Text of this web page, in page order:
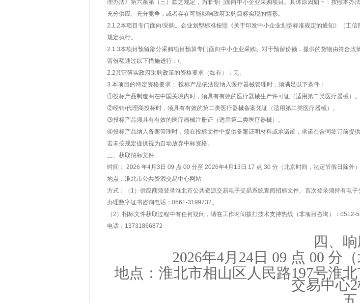
理办法》第六条第（三）款之规定，为非专门面向中小企业采购项目。具体原因如下：按照本办
充分供应、充分竞争，或者存在可能影响政府采购目标实现的情形。
2.1.2本项目专门面向/采购。企业划型标准按照《关于印发中小企业划型标准规定的通知》（工信
规定执行。
2.1.3本项目预留部分采购项目预算专门面向中小企业采购。对于预留份额，提供的货物由符合政
留份额通过以下措施进行：/。
2.2其它落实政府采购政策的资格要求（如有）：无。
3.本项目的特定资格要求： 投标产品依法应纳入医疗器械管理时，须满足以下条件：
①投标产品制造商在中国关境内时，须具有有效的医疗器械生产许可证（适用第二类医疗器械）。
②经销/代理商投标时，须具有有效的第二类医疗器械备案凭证（适用第二类医疗器械）。
③投标产品须具有有效的医疗器械注册证（适用第二类医疗器械）。
④投标产品纳入备案管理时，须在投标文件中提供备案证明材料或承诺函，承诺在合同签订前提
若未按规定提供视为自动放弃中标资格。
三、获取招标文件
时间： 2026 年4月3日 09 点 00 分至 2026年4月13日 17 点 30 分（北京时间，法定节假日除外）
地点：淮北市公共资源交易中心网站
方式：（1）供应商须登录淮北市公共资源交易电子交易系统查阅招标文件。首次登录须持有电子
办理数字证书咨询电话：0561-3199732。
（2）招标文件获取过程中有任何疑问，请在工作时间拨打技术支持热线（非项目咨询）：
电话：13731866872
四、
2026年4月24日 09 点 00 分（
地点：淮北市相山区人民路197号淮
交易中心